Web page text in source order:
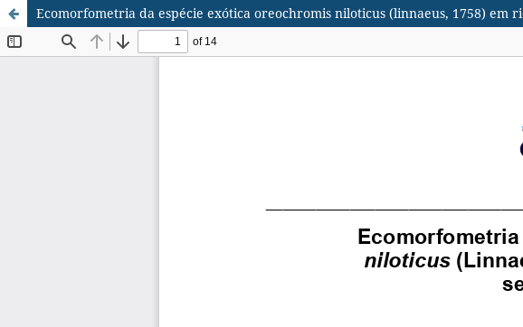
Ecomorfometria da espécie exótica oreochromis niloticus (linnaeus, 1758) em